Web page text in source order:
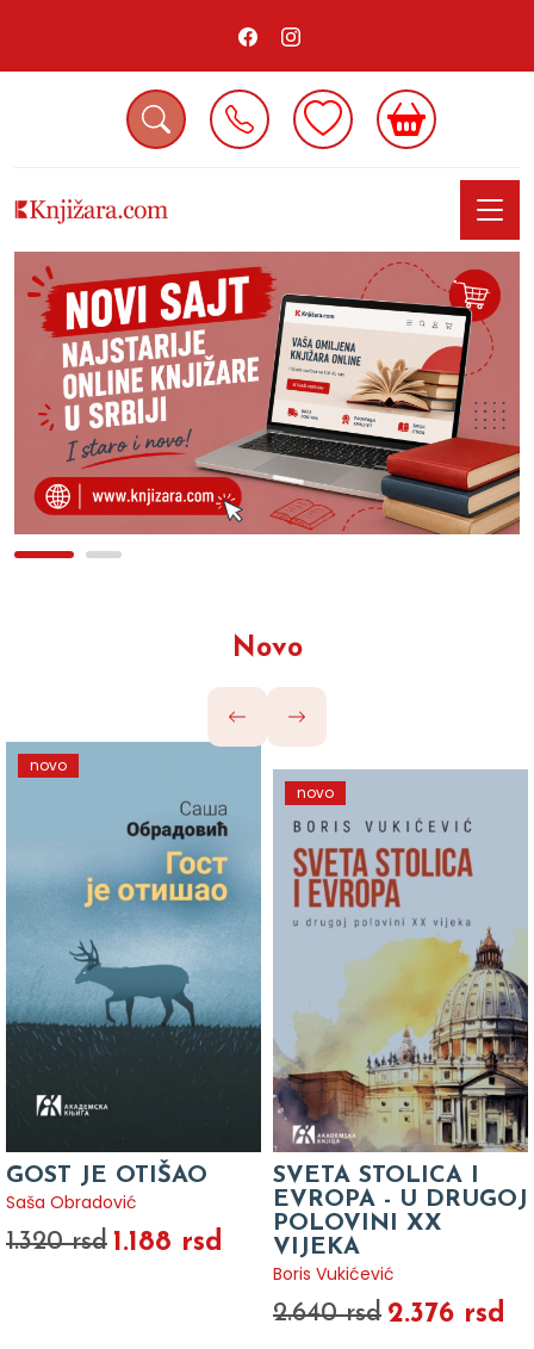
Novo
novo
GOST JE OTIŠAO
Saša Obradović
1.320 rsd 1.188 rsd
novo
SVETA STOLICA I
EVROPA - U DRUGOJ
POLOVINI XX
VIJEKA
Boris Vukićević
2.640 rsd 2.376 rsd